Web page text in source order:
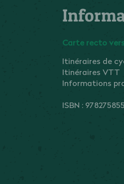
Carte recto
Itinéraires de
Itinéraires VTT
Informations
ISBN :